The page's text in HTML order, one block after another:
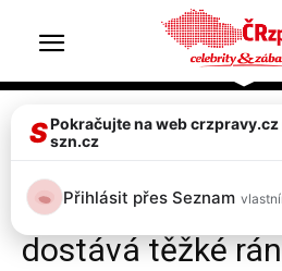
Celebrity Top 2
Herec Pavel
dnes slaví 75.
dostává těžké
SPokračujte na web
szn.cz
Přihlásit přes Seznam